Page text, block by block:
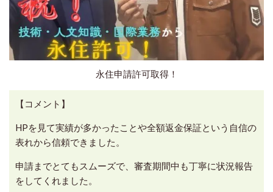
永住申請許可取得！
【コメント】
HPを見て実績が多かったことや全額返金保証という自信の
表れから信頼できました。
申請までとてもスムーズで、審査期間中も丁寧に状況報告
をしてくれました。